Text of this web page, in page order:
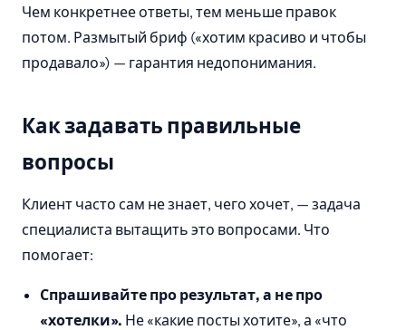
Чем конкретнее ответы, тем меньше правок
потом. Размытый бриф («хотим красиво и чтобы
продавало») — гарантия недопонимания.
Как задавать правильные
вопросы
Клиент часто сам не знает, чего хочет, — задача
специалиста вытащить это вопросами. Что
помогает:
Спрашивайте про результат, а не про
«хотелки». Не «какие посты хотите», а «что